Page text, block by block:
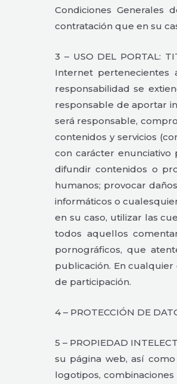
Condiciones Generales
contratación que en su
3 – USO DEL PORTAL:
Internet pertenecientes
responsabilidad se
responsable de aportar
será responsable,
contenidos y servicios
con carácter
difundir contenidos o
humanos; provocar
informáticos o
en su caso, utilizar las
todos aquellos
pornográficos, que
publicación. En cualquier
de participación.
4 – PROTECCIÓN DE
5 – PROPIEDAD
su página web, así
logotipos,